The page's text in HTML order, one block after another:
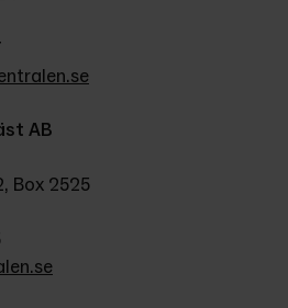
AB
Box 2525